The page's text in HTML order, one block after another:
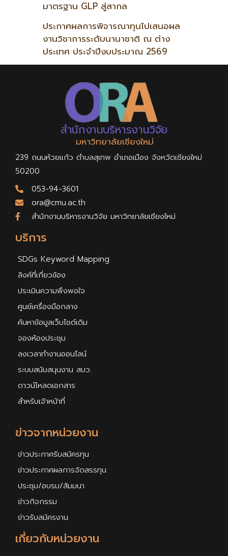
มาตรฐาน GLP สู่สากล
ประกาศผลการพิจารณาทุนไปเสนอผล
งานวิชาการระดับนานาชาติ ณ ต่าง
ประเทศ ประจำปีงบประมาณ 2569
เกี่ยวกับหน่วยงาน
ข่าวจากหน่วยงาน
ข่าวประกาศรับสมัครทุน
ข่าวประกาศผลการจัดสรรทุน
ประชุม/อบรม/สัมมนา
ข่าวกิจกรรม
ข่าวรับสมัครงาน
บริการ
SDGs Keyword Mapping
ลิงค์ที่เกี่ยวข้อง
ประเมินความพึงพอใจ
ศูนย์เครื่องมือกลาง
ค้นหาข้อมูลเว็บไซต์เดิม
จองห้องประชุม
ลงเวลาทำงานออนไลน์
ระบบสนับสนุนงาน สบว.
ดาวน์โหลดเอกสาร
สำหรับเจ้าหน้าที่
สำนักงานบริหารงานวิจัย
มหาวิทยาลัยเชียงใหม่
239 ถนนห้วยแก้ว ตำบลสุเทพ อำเภอเมือง จังหวัดเชียงใหม่
50200
053-94-3601
ora@cmu.ac.th
สำนักงานบริหารงานวิจัย มหาวิทยาลัยเชียงใหม่